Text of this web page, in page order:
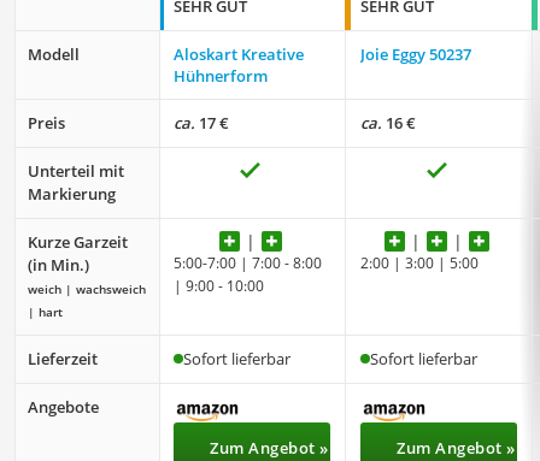
SEHR GUT SEHR GUT
Modell
Aloskart Kreative
Hühnerform
Joie Eggy 50237
Preis ca. 17 € ca. 16 €
Unterteil mit
Markierung
Kurze Garzeit
(in Min.)
weich | wachsweich
| hart
5:00-7:00 | 7:00 - 8:00
| 9:00 - 10:00
2:00 | 3:00 | 5:00
Lieferzeit Sofort lieferbar Sofort lieferbar
Angebote
Zum Angebot »
Zum Angebot »